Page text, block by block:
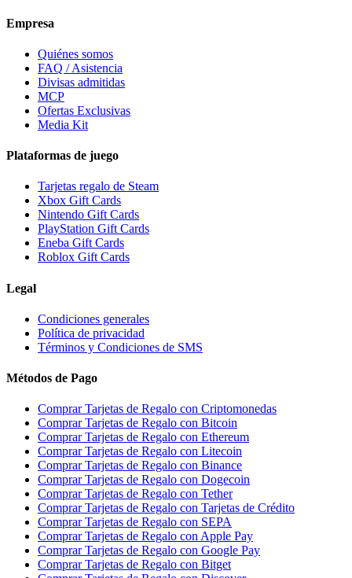
Empresa
Quiénes somos
FAQ / Asistencia
Divisas admitidas
MCP
Ofertas Exclusivas
Media Kit
Plataformas de juego
Tarjetas regalo de Steam
Xbox Gift Cards
Nintendo Gift Cards
PlayStation Gift Cards
Eneba Gift Cards
Roblox Gift Cards
Legal
Condiciones generales
Política de privacidad
Términos y Condiciones de SMS
Métodos de Pago
Comprar Tarjetas de Regalo con Criptomonedas
Comprar Tarjetas de Regalo con Bitcoin
Comprar Tarjetas de Regalo con Ethereum
Comprar Tarjetas de Regalo con Litecoin
Comprar Tarjetas de Regalo con Binance
Comprar Tarjetas de Regalo con Dogecoin
Comprar Tarjetas de Regalo con Tether
Comprar Tarjetas de Regalo con Tarjetas de Crédito
Comprar Tarjetas de Regalo con SEPA
Comprar Tarjetas de Regalo con Apple Pay
Comprar Tarjetas de Regalo con Google Pay
Comprar Tarjetas de Regalo con Bitget